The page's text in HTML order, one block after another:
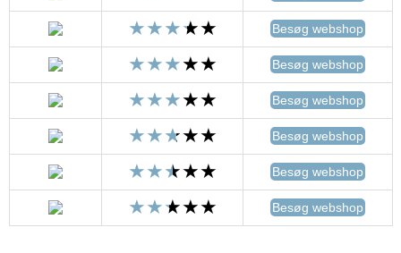
Besøg webshop
Besøg webshop
Besøg webshop
Besøg webshop
Besøg webshop
Besøg webshop